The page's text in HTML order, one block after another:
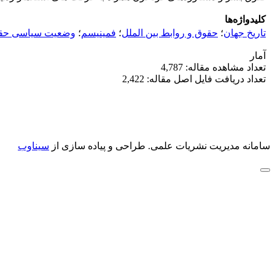
کلیدواژه‌ها
تاریخ جهان؛ حقوق و روابط بین الملل؛ فمینیسم؛ وضعیت سیاسی
آمار
تعداد مشاهده مقاله: 4,787
تعداد دریافت فایل اصل مقاله: 2,422
سامانه مدیریت نشریات علمی. طراحی و پیاده سازی از سیناوب